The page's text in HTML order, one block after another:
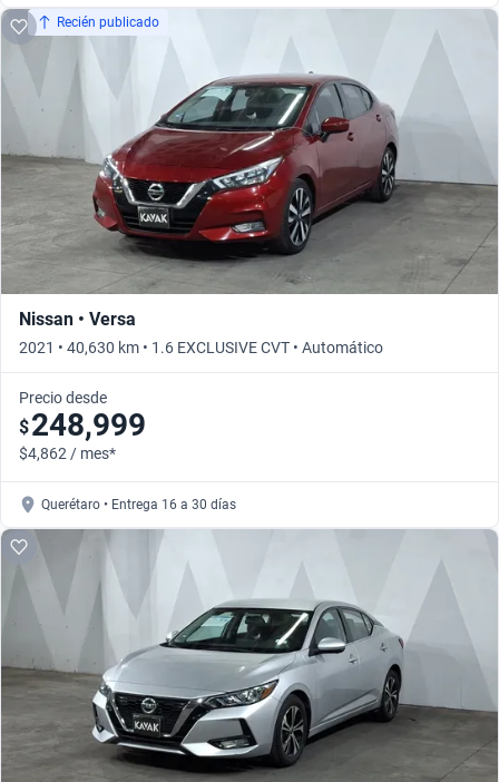
Recién publicado
Nissan • Versa
2021 • 40,630 km • 1.6 EXCLUSIVE CVT • Automático
Precio desde
$248,999
$4,862 / mes*
Querétaro • Entrega 16 a 30 días